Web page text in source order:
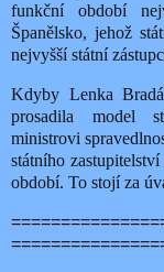
funkční období
Španělsko, jehož
nejvyšší státní
Kdyby Lenka
prosadila model
ministrovi
státního
období. To stojí za